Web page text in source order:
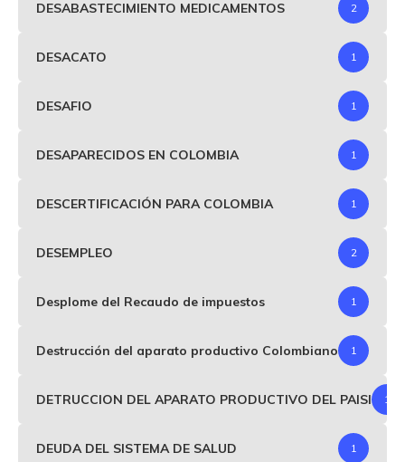
DESABASTECIMIENTO MEDICAMENTOS 2
DESACATO 1
DESAFIO 1
DESAPARECIDOS EN COLOMBIA 1
DESCERTIFICACIÓN PARA COLOMBIA 1
DESEMPLEO 2
Desplome del Recaudo de impuestos 1
Destrucción del aparato productivo Colombiano 1
DETRUCCION DEL APARATO PRODUCTIVO DEL PAISI 1
DEUDA DEL SISTEMA DE SALUD 1